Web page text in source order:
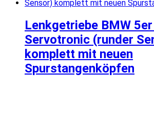
Lenkgetriebe BMW
Servotronic (runder
komplett mit neuen
Spurstangenköpfen